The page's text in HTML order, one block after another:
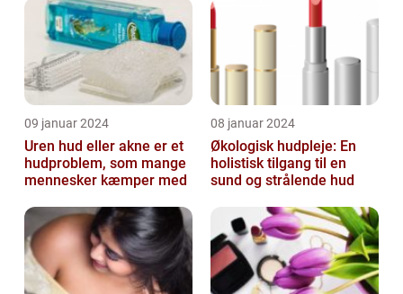
09 januar 2024
Uren hud eller akne er et
hudproblem, som mange
mennesker kæmper med
08 januar 2024
Økologisk hudpleje: En
holistisk tilgang til en
sund og strålende hud